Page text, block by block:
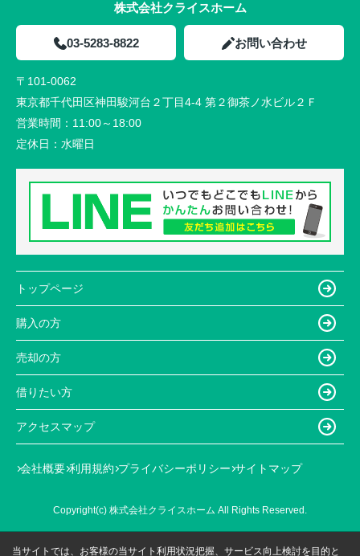
株式会社クライスホーム
03-5283-8822 お問い合わせ
〒101-0062
東京都千代田区神田駿河台２丁目4-4 第２御茶ノ水ビル２Ｆ
営業時間： 11:00～18:00
定休日： 水曜日
トップページ
購入の方
売却の方
借りたい方
アクセスマップ
会社概要 利用規約 プライバシーポリシー サイトマップ
Copyright(c) 株式会社クライスホーム All Rights Reserved.
当サイトでは、お客様の当サイト利用状況把握、サービス向上検討を目的と